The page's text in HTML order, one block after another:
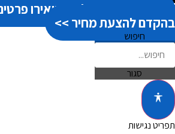
אנחנו כאן בשבילך! השאירו
בהקדם להצעת מחיר >>
חיפוש
סגור
תפריט נגישות